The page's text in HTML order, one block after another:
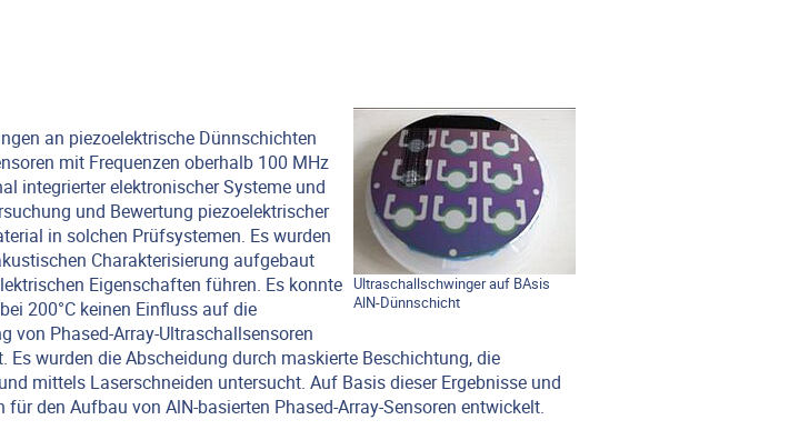
Ultraschallschwinger auf BAsis
AlN-Dünnschicht
an piezoelektrische Dünnschichten
mit Frequenzen oberhalb 100 MHz
integrierter elektronischer Systeme und
und Bewertung piezoelektrischer
in solchen Prüfsystemen. Es wurden
Charakterisierung aufgebaut
Eigenschaften führen. Es konnte
200°C keinen Einfluss auf die
von Phased-Array-Ultraschallsensoren
wurden die Abscheidung durch maskierte Beschichtung, die
mittels Laserschneiden untersucht. Auf Basis dieser Ergebnisse und
den Aufbau von AlN-basierten Phased-Array-Sensoren entwickelt.